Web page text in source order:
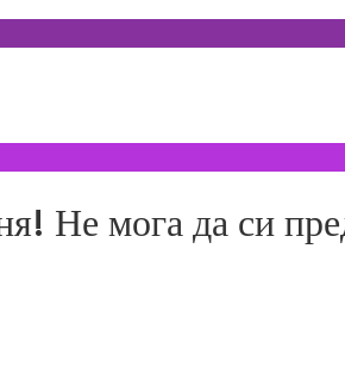
мога да си